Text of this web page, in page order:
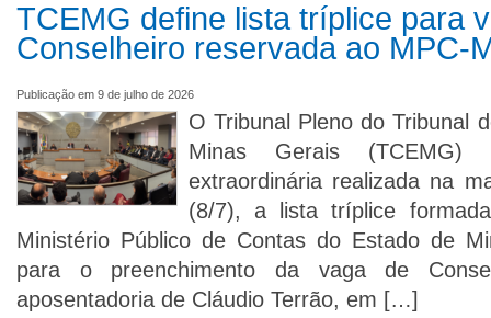
TCEMG define lista tríplice para
Conselheiro reservada ao MPC-
Publicação em 9 de julho de 2026
O Tribunal Pleno do Tribunal
Minas Gerais (TCEMG)
extraordinária realizada na
(8/7), a lista tríplice
Ministério Público de Contas do Estado de
para o preenchimento da vaga de
aposentadoria de Cláudio Terrão, em […]